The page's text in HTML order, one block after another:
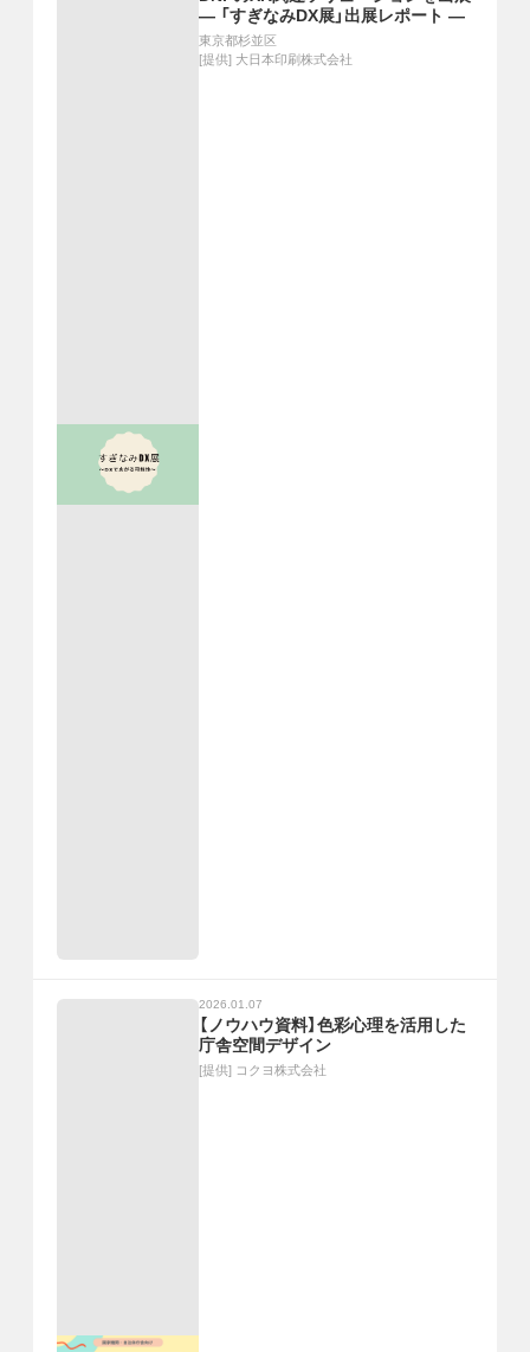
― 「すぎなみDX展」出展レポート ―
東京都杉並区
[提供] 大日本印刷株式会社
2026.01.07
【ノウハウ資料】色彩心理を活用した
庁舎空間デザイン
[提供] コクヨ株式会社